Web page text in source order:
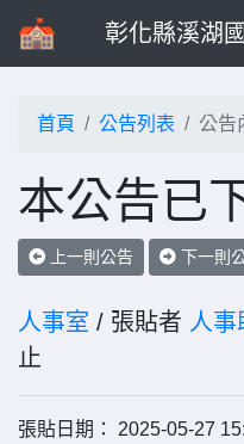
彰化縣溪湖
首頁 公告列表 公告
本公告已
上一則公告 下一則
人事室 / 張貼者 人事
止
張貼日期： 2025-05-27